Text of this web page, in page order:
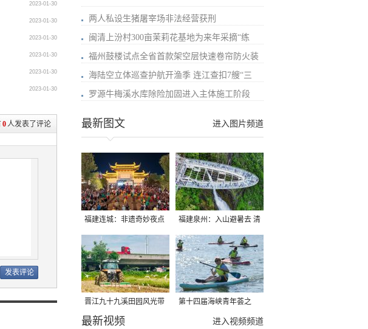
2023-01-30
2023-01-30
2023-01-30
2023-01-30
2023-01-30
2023-01-30
0人发表了评论
两人私设生猪屠宰场非法经营获刑
闽清上汾村300亩茉莉花基地为来年采摘“练
福州鼓楼试点全省首款架空层快速卷帘防火装
海陆空立体巡查护航开渔季 连江查扣7艘“三
罗源牛梅溪水库除险加固进入主体施工阶段
进入图片频道
最新图文
福建连城：非遗奇妙夜点
亮夏夜
福建泉州：入山避暑去 清
凉好惬意
晋江九十九溪田园风光带
千亩早稻迎来成熟收割季
第十四届海峡青年荟之
2026榕台青年大学生水上
进入视频频道
最新视频